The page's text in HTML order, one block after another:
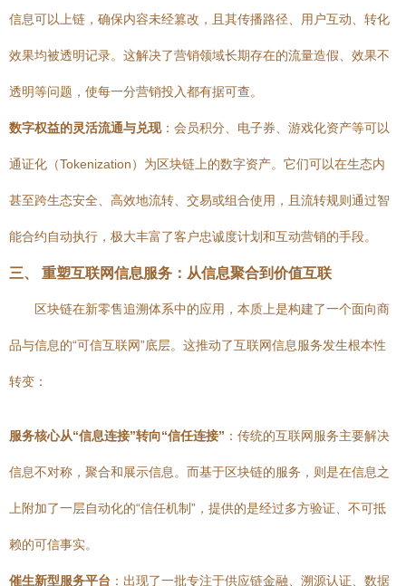
信息可以上链，确保内容未经篡改，且其传播路径、用户互动、转化
效果均被透明记录。这解决了营销领域长期存在的流量造假、效果不
透明等问题，使每一分营销投入都有据可查。
数字权益的灵活流通与兑现：会员积分、电子券、游戏化资产等可以
通证化（Tokenization）为区块链上的数字资产。它们可以在生态内
甚至跨生态安全、高效地流转、交易或组合使用，且流转规则通过智
能合约自动执行，极大丰富了客户忠诚度计划和互动营销的手段。
三、 重塑互联网信息服务：从信息聚合到价值互联
区块链在新零售追溯体系中的应用，本质上是构建了一个面向商
品与信息的“可信互联网”底层。这推动了互联网信息服务发生根本性
转变：
服务核心从“信息连接”转向“信任连接” ：传统的互联网服务主要解决
信息不对称，聚合和展示信息。而基于区块链的服务，则是在信息之
上附加了一层自动化的“信任机制”，提供的是经过多方验证、不可抵
赖的可信事实。
催生新型服务平台 ：出现了一批专注于供应链金融、溯源认证、数据